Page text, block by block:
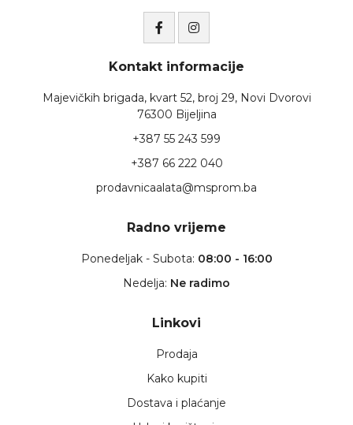
Kontakt informacije
Majevičkih brigada, kvart 52, broj 29, Novi Dvorovi
76300 Bijeljina
+387 55 243 599
+387 66 222 040
prodavnicaalata@msprom.ba
Radno vrijeme
Ponedeljak - Subota: 08:00 - 16:00
Nedelja: Ne radimo
Linkovi
Prodaja
Kako kupiti
Dostava i plaćanje